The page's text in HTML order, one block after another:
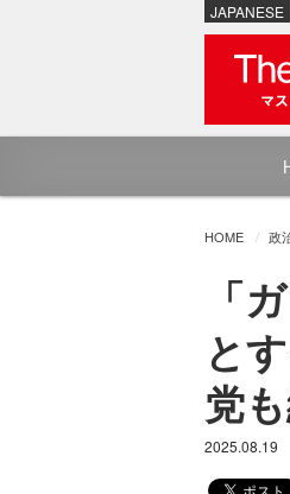
JAPANESE
HOME 政
「
と
党
2025.08.19